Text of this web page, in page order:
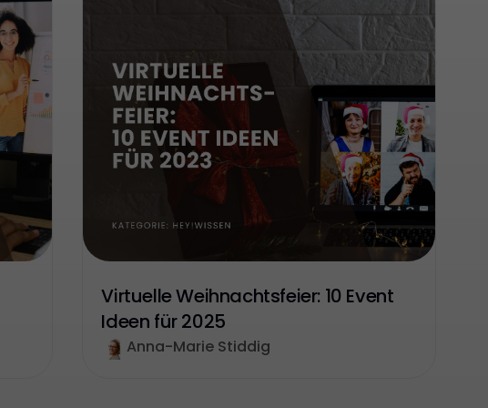
Virtuelle Weihnachtsfeier: 10 Event
Ideen für 2025
Anna-Marie Stiddig